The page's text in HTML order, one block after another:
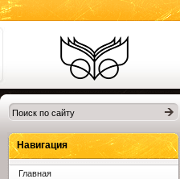
Библиотеки
Клина. Клинская
ЦБС.
Навигация
Главная